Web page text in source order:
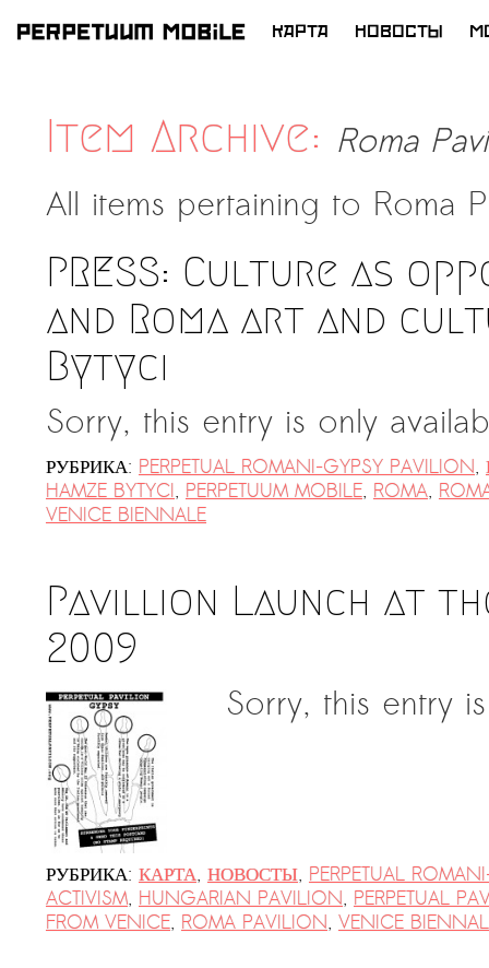
ПЕРЕЙТИ
КАРТА НОВОСТЫ
Item Archive: Roma
All items pertaining to Roma
PRESS: Culture as
and Roma art and
Bytyci
Sorry, this entry is only
РУБРИКА: PERPETUAL ROMANI-GYPSY PAVILION,
HAMZE BYTYCI, PERPETUUM MOBILE, ROMA,
VENICE BIENNALE
Pavillion Launch at
2009
Sorry, this entry
РУБРИКА: КАРТА, НОВОСТЫ, PERPETUAL
ACTIVISM, HUNGARIAN PAVILION, PERPETUAL
FROM VENICE, ROMA PAVILION, VENICE